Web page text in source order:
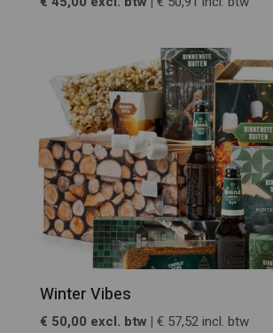
Winter Vibes
€ 50,00 excl. btw | € 57,52 incl. btw